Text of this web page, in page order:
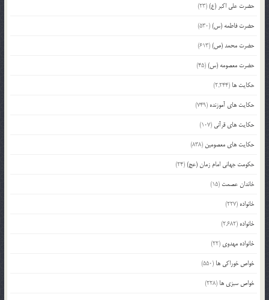
حضرت علی اکبر (ع)(23)
حضرت فاطمه (س)(530)
حضرت محمد (ص)(613)
حضرت معصومه (س)(45)
حکایت ها (2,244)
حکایت های آموزنده (749)
حکایت های قرآنی (107)
حکایت های معصومین (838)
حکومت جهانی امام زمان (عج)(24)
خاندان عصمت (15)
خانواده (227)
خانواده (2,682)
خانواده مهدوی (22)
خواص خوراکی ها (550)
خواص سبزی ها (228)